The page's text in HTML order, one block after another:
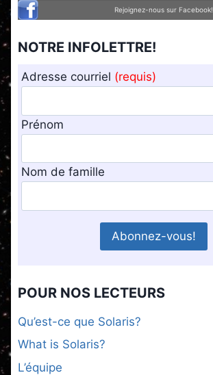
Rejoignez-nous sur Facebook!
NOTRE INFOLETTRE!
Adresse courriel (requis)
Prénom
Nom de famille
POUR NOS LECTEURS
Qu’est-ce que Solaris?
What is Solaris?
L’équipe